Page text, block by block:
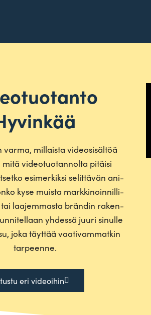
varma, mil­laista video­si­sältöä
mitä video­tuo­tan­nolta pitäisi
esi­mer­kiksi selit­tävän ani­
kyse muista mark­ki­noin­nil­li­
tai laa­jem­masta brändin raken­
yhdessä juuri sinulle
joka täyttää vaa­ti­vam­matkin
tarpeenne.
eri videoihin